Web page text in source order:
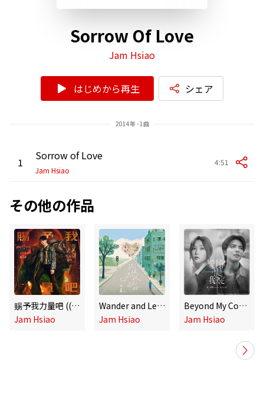
Sorrow Of Love
Jam Hsiao
はじめから再生 シェア
2014年 - 1曲
1 Sorrow of Love
Jam Hsiao
4:51
その他の作品
赐予我力量吧 ((电影《Masters of the Universe》中文宣传曲))
Jam Hsiao
Wander and Let Wander
Jam Hsiao
Beyond My Control feat. A-Lin
Jam Hsiao